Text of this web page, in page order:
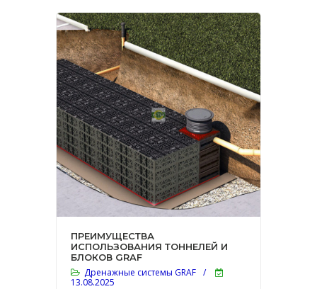
ПРЕИМУЩЕСТВА
ИСПОЛЬЗОВАНИЯ ТОННЕЛЕЙ И
БЛОКОВ GRAF
Дренажные системы GRAF /
13.08.2025